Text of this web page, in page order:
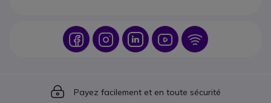
Icon IconIcon Icon Icon
Icon
Payez facilement et en toute sécurité